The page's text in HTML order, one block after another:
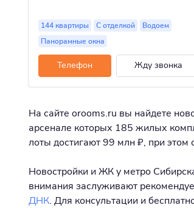
144 квартиры С отделкой
Водоем
Панорамные окна
Телефон Жду звонка
На сайте orooms.ru вы найдете
арсенале которых 185 жилых
лоты достигают 99 млн ₽, при этом
Новостройки и ЖК у метро
внимания заслуживают
ДНК. Для консультации и